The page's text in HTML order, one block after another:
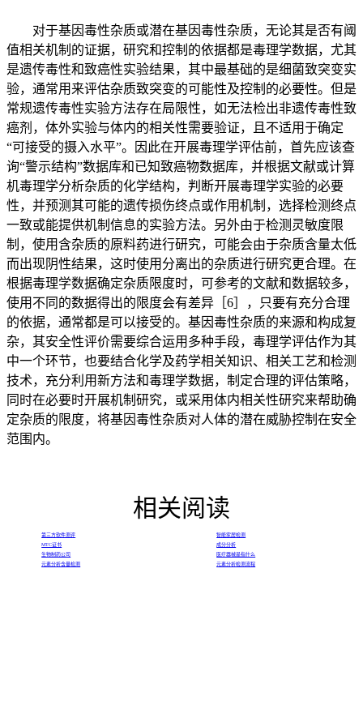
对于基因毒性杂质或潜在基因毒性杂质，无论其是否有阈
值相关机制的证据，研究和控制的依据都是毒理学数据，尤其
是遗传毒性和致癌性实验结果，其中最基础的是细菌致突变实
验，通常用来评估杂质致突变的可能性及控制的必要性。但是
常规遗传毒性实验方法存在局限性，如无法检出非遗传毒性致
癌剂，体外实验与体内的相关性需要验证，且不适用于确定
“可接受的摄入水平”。因此在开展毒理学评估前，首先应该查
询“警示结构”数据库和已知致癌物数据库，并根据文献或计算
机毒理学分析杂质的化学结构，判断开展毒理学实验的必要
性，并预测其可能的遗传损伤终点或作用机制，选择检测终点
一致或能提供机制信息的实验方法。另外由于检测灵敏度限
制，使用含杂质的原料药进行研究，可能会由于杂质含量太低
而出现阴性结果，这时使用分离出的杂质进行研究更合理。在
根据毒理学数据确定杂质限度时，可参考的文献和数据较多，
使用不同的数据得出的限度会有差异［6］，只要有充分合理
的依据，通常都是可以接受的。基因毒性杂质的来源和构成复
杂，其安全性评价需要综合运用多种手段，毒理学评估作为其
中一个环节，也要结合化学及药学相关知识、相关工艺和检测
技术，充分利用新方法和毒理学数据，制定合理的评估策略，
同时在必要时开展机制研究，或采用体内相关性研究来帮助确
定杂质的限度，将基因毒性杂质对人体的潜在威胁控制在安全
范围内。
相关阅读
第三方软件测评
智能家居检测
MTC证书
成分分析
生物制药公司
医疗器械是指什么
元素分析含量检测
元素分析检测流程